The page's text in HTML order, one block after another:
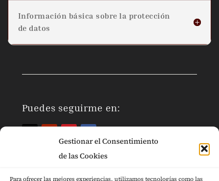
Gestionar el Consentimiento
de las Cookies
Para ofrecer las mejores experiencias, utilizamos tecnologías como las
Información básica sobre la protección
de datos
Puedes seguirme en: